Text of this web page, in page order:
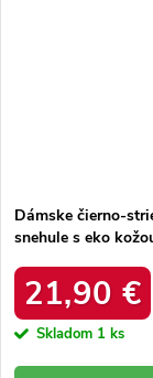
Dámske čierno-
snehule s eko
34586 SREBRNY
21,90 €
Skladom 1 ks